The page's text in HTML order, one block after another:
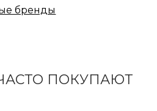
бренды
ПОКУПАЮТ